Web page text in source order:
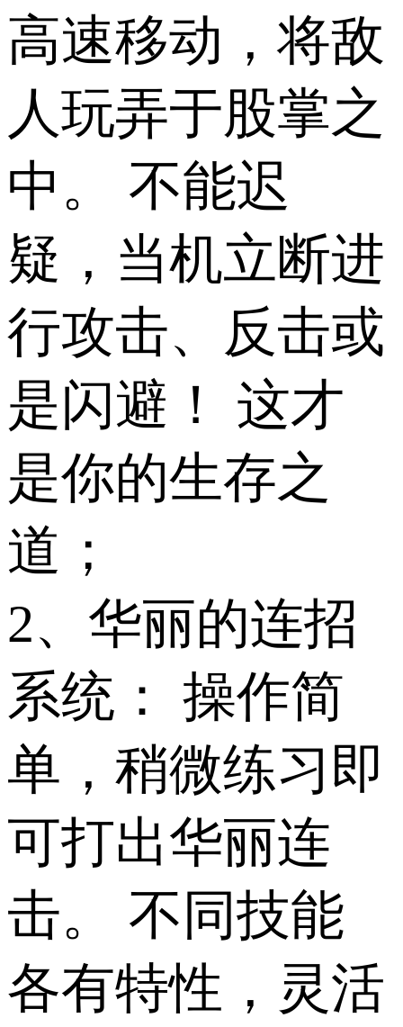
高速移动，将敌
人玩弄于股掌之
中。 不能迟
疑，当机立断进
行攻击、反击或
是闪避！ 这才
是你的生存之
道；
2、华丽的连招
系统： 操作简
单，稍微练习即
可打出华丽连
击。 不同技能
各有特性，灵活